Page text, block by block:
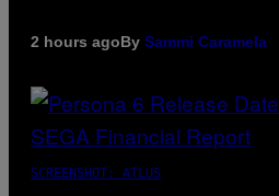
2 hours agoBy Sammi Caramela
SCREENSHOT: ATLUS